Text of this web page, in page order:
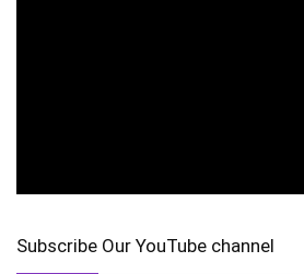
Subscribe Our YouTube channel